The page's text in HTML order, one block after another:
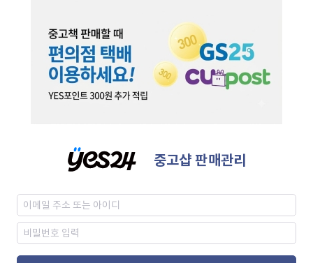
중고샵 판매관리